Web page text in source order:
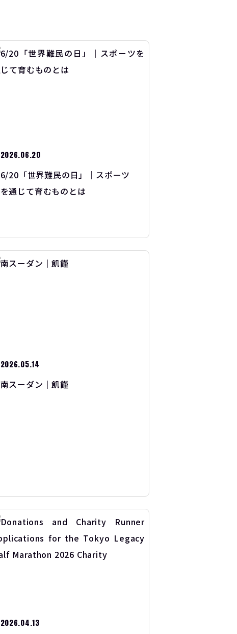
2026.06.20
6/20「世界難民の日」｜スポーツ
を通じて育むものとは
2026.05.14
南スーダン｜飢饉
2026.04.13